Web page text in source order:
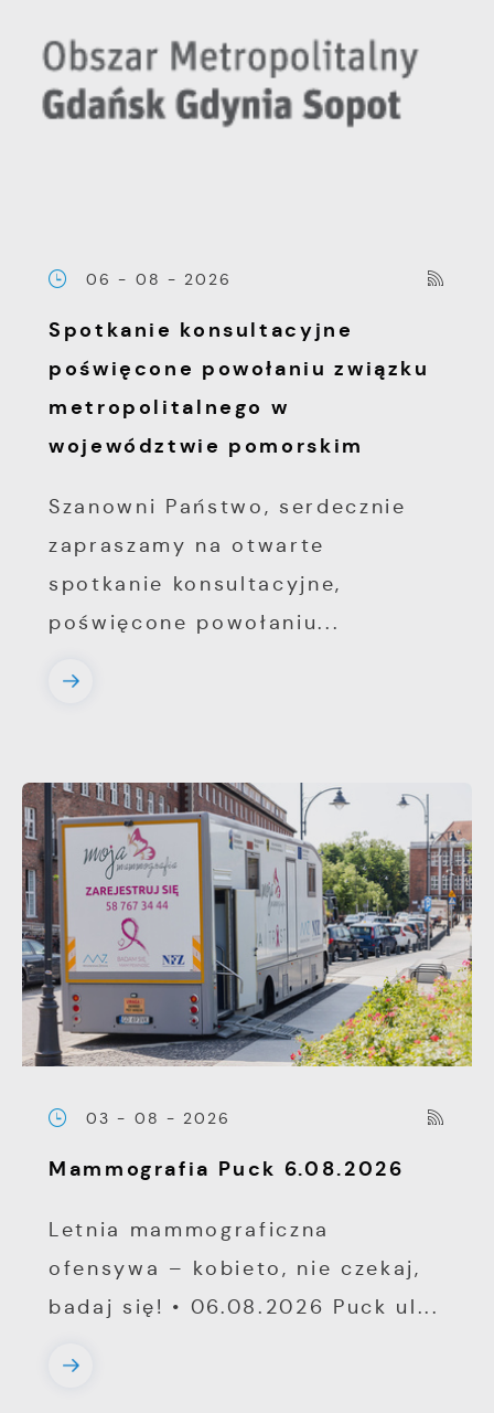
06 - 08 - 2026
Spotkanie konsultacyjne
poświęcone powołaniu związku
metropolitalnego w
województwie pomorskim
Szanowni Państwo, serdecznie
zapraszamy na otwarte
spotkanie konsultacyjne,
poświęcone powołaniu...
03 - 08 - 2026
Mammografia Puck 6.08.2026
Letnia mammograficzna
ofensywa – kobieto, nie czekaj,
badaj się! • 06.08.2026 Puck ul...